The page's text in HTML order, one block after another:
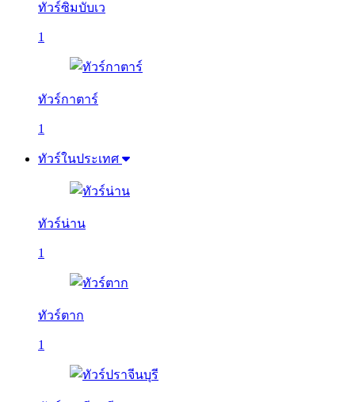
ทัวร์ซิมบับเว
1
ทัวร์กาตาร์
1
ทัวร์ในประเทศ
ทัวร์น่าน
1
ทัวร์ตาก
1